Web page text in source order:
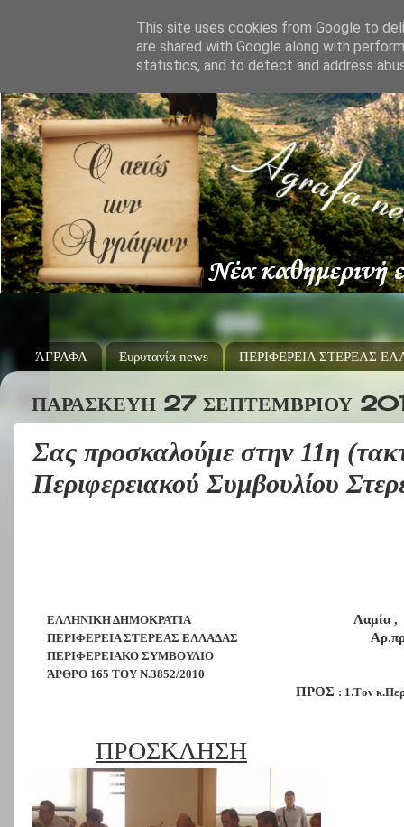
ΆΓΡΑΦΑ Ευρυτανία news ΠΕΡΙΦΕΡΕΙΑ ΣΤΕΡΕΑΣ
ΠΑΡΑΣΚΕΥΉ 27 ΣΕΠΤΕΜΒΡΊΟΥ
Σας προσκαλούμε στην 11η
Περιφερειακού Συμβουλίου
ΕΛΛΗΝΙΚΗ ΔΗΜΟΚΡΑΤΙΑ Λαμία ,
ΠΕΡΙΦΕΡΕΙΑ ΣΤΕΡΕΑΣ ΕΛΛΑΔΑΣ
ΠΕΡΙΦΕΡΕΙΑΚΟ ΣΥΜΒΟΥΛΙΟ
ΆΡΘΡΟ 165 ΤΟΥ Ν.3852/2010
ΠΡΟΣ : 1.Tον
ΠΡΟΣΚΛΗΣΗ
This site uses cookies from Google to
are shared with Google along with
statistics, and to detect and address